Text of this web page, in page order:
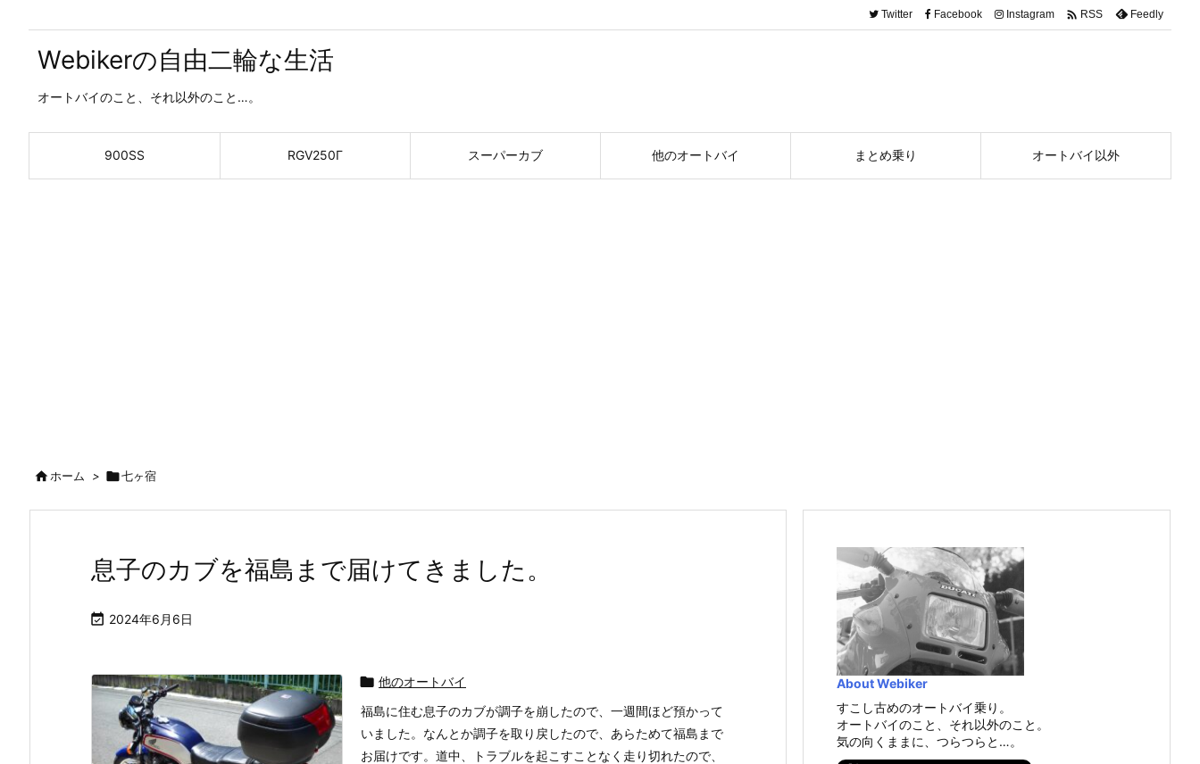
Webikerの自由二輪な生活
オートバイのこと、それ以外のこと…。
900SS RGV250Γ スーパーカブ 他のオートバイ まとめ乗り オートバイ以外
Twitter Facebook Instagram  RSS Feedly
ホーム > 七ヶ宿
息子のカブを福島まで届けてきました。
 2024年6月6日
 他のオートバイ
福島に住む息子のカブが調子を崩したので、一週間ほど預かって
いました。なんとか調子を取り戻したので、あらためて福島まで
お届けです。道中、トラブルを起こすことなく走り切れたので、
About Webiker
すこし古めのオートバイ乗り。
オートバイのこと、それ以外のこと。
気の向くままに、つらつらと…。